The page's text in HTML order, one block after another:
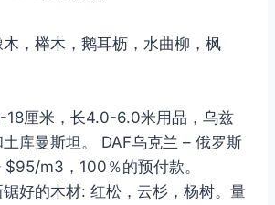
，榉木，鹅耳枥，水曲柳，枫
18厘米，长4.0-6.0米用品，乌兹
库曼斯坦。 DAF乌克兰 – 俄罗斯
$95/m3，100％的预付款。
好的木材: 红松，云杉，杨树。量